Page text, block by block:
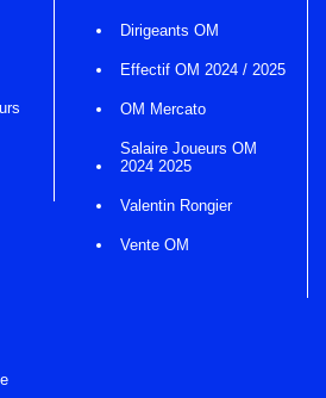
Dirigeants OM
Effectif OM 2024 / 2025
OM Mercato
Salaire Joueurs OM
2024 2025
Valentin Rongier
Vente OM